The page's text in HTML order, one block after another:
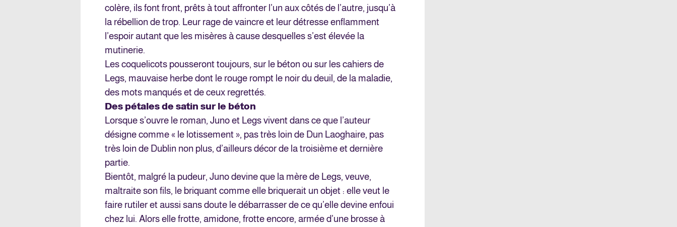
colère, ils font front, prêts à tout affronter l’un aux côtés de l’autre, jusqu’à
la rébellion de trop. Leur rage de vaincre et leur détresse enflamment
l’espoir autant que les misères à cause desquelles s’est élevée la
mutinerie.
Les coquelicots pousseront toujours, sur le béton ou sur les cahiers de
Legs, mauvaise herbe dont le rouge rompt le noir du deuil, de la maladie,
des mots manqués et de ceux regrettés.
Des pétales de satin sur le béton
Lorsque s’ouvre le roman, Juno et Legs vivent dans ce que l’auteur
désigne comme « le lotissement », pas très loin de Dun Laoghaire, pas
très loin de Dublin non plus, d’ailleurs décor de la troisième et dernière
partie.
Bientôt, malgré la pudeur, Juno devine que la mère de Legs, veuve,
maltraite son fils, le briquant comme elle briquerait un objet : elle veut le
faire rutiler et aussi sans doute le débarrasser de ce qu’elle devine enfoui
chez lui. Alors elle frotte, amidone, frotte encore, armée d’une brosse à